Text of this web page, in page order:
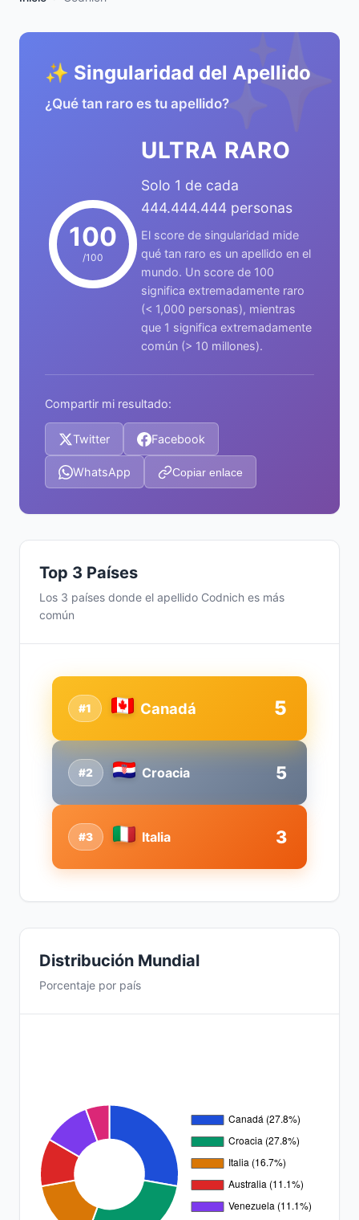
✨
✨ Singularidad del Apellido
¿Qué tan raro es tu apellido?
100
/100
ULTRA RARO
Solo 1 de cada
444.444.444 personas
El score de singularidad mide
qué tan raro es un apellido en el
mundo. Un score de 100
significa extremadamente raro
(< 1,000 personas), mientras
que 1 significa extremadamente
común (> 10 millones).
Compartir mi resultado:
Twitter Facebook
WhatsApp Copiar enlace
Top 3 Países
Los 3 países donde el apellido Codnich es más
común
#2 Croacia 5
#1 Canadá 5
#3 Italia 3
Distribución Mundial
Porcentaje por país